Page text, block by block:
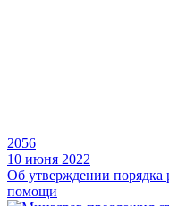
2056
10 июня 2022
Об утверждении порядка
помощи